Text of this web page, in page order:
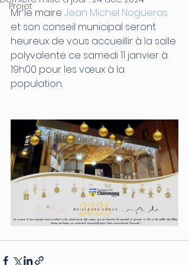
Projet
Mr le maire Jean Michel Nogueras
et son conseil municipal seront
heureux de vous accueillir à la salle
polyvalente ce samedi 11 janvier à
19h00 pour les vœux à la
population.